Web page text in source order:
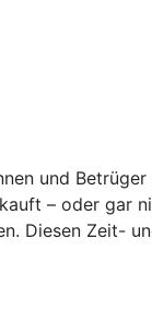
und
– oder gar
Diesen Zeit-